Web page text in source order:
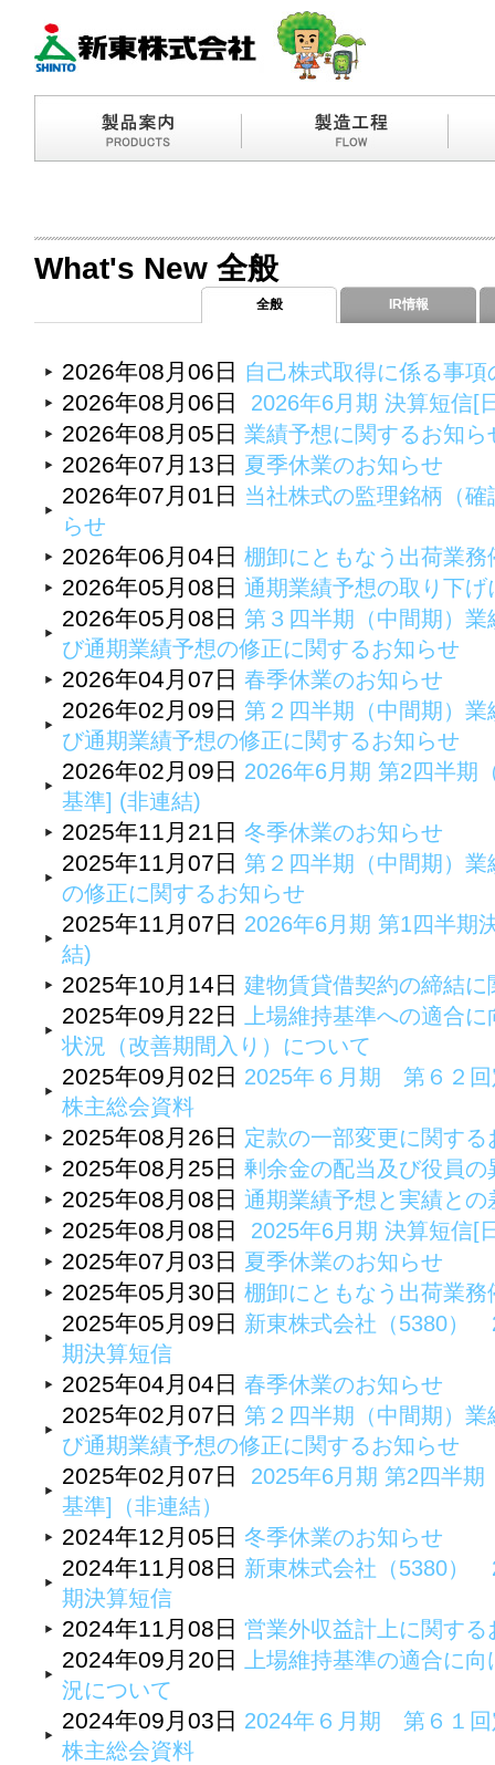
What's New 全般
全般 IR情報
2026年08月06日 自己株式取得に係る事
2026年08月06日 2026年6月期 決算短信[
2026年08月05日 業績予想に関するお知ら
2026年07月13日 夏季休業のお知らせ
2026年07月01日 当社株式の監理銘柄（
らせ
2026年06月04日 棚卸にともなう出荷業務
2026年05月08日 通期業績予想の取り下
2026年05月08日 第３四半期（中間期）
び通期業績予想の修正に関するお知らせ
2026年04月07日 春季休業のお知らせ
2026年02月09日 第２四半期（中間期）
び通期業績予想の修正に関するお知らせ
2026年02月09日 2026年6月期 第2四半期
基準] (非連結)
2025年11月21日 冬季休業のお知らせ
2025年11月07日 第２四半期（中間期）
の修正に関するお知らせ
2025年11月07日 2026年6月期 第1四半期
結)
2025年10月14日 建物賃貸借契約の締結に
2025年09月22日 上場維持基準への適合
状況（改善期間入り）について
2025年09月02日 2025年６月期 第６２
株主総会資料
2025年08月26日 定款の一部変更に関する
2025年08月25日 剰余金の配当及び役員
2025年08月08日 通期業績予想と実績と
2025年08月08日 2025年6月期 決算短信[
2025年07月03日 夏季休業のお知らせ
2025年05月30日 棚卸にともなう出荷業務
2025年05月09日 新東株式会社（5380
期決算短信
2025年04月04日 春季休業のお知らせ
2025年02月07日 第２四半期（中間期）
び通期業績予想の修正に関するお知らせ
2025年02月07日
2025年6月期 第2四半
基準]（非連結）
2024年12月05日 冬季休業のお知らせ
2024年11月08日 新東株式会社（5380
期決算短信
2024年11月08日 営業外収益計上に関する
2024年09月20日 上場維持基準の適合に
況について
2024年09月03日 2024年６月期 第６１
株主総会資料